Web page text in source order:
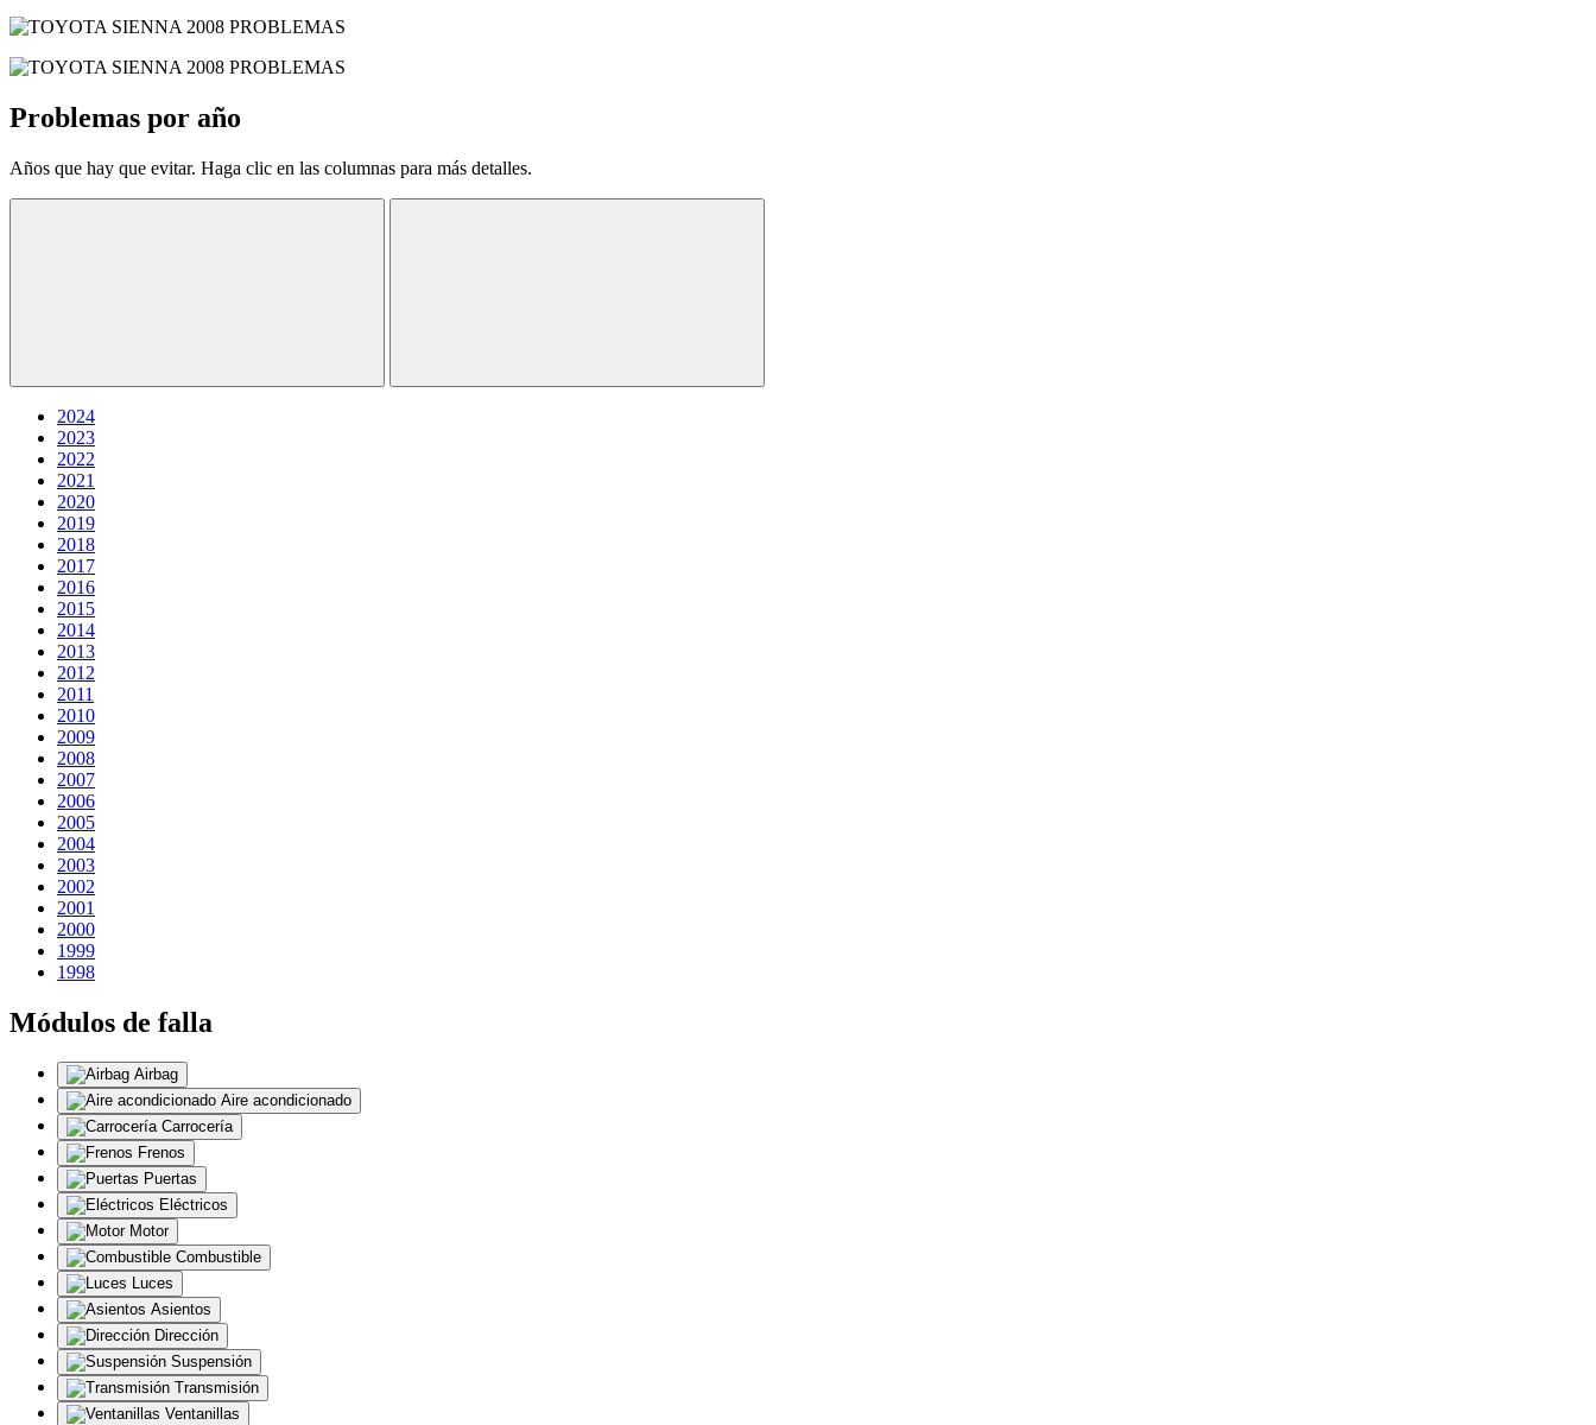
Problemas por año
Años que hay que evitar. Haga clic en las columnas para más detalles.
2024
2023
2022
2021
2020
2019
2018
2017
2016
2015
2014
2013
2012
2011
2010
2009
2008
2007
2006
2005
2004
2003
2002
2001
2000
1999
1998
Módulos de falla
Airbag
Aire acondicionado
Carrocería
Frenos
Puertas
Eléctricos
Motor
Combustible
Luces
Asientos
Dirección
Suspensión
Transmisión
Ventanillas